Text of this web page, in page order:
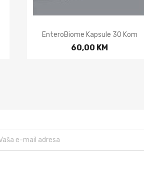
Brzi pregled
EnteroBiome Kapsule 30 Kom
60,00 KM